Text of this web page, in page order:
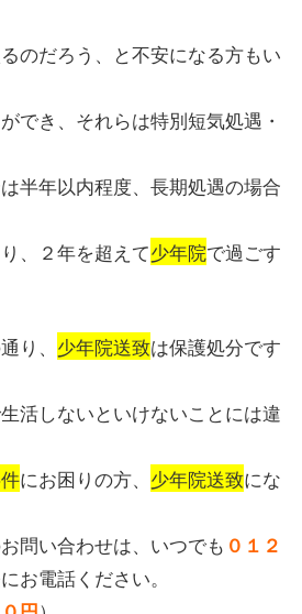
のだろう、と不安になる方もい
でき、それらは特別短気処遇・
半年以内程度、長期処遇の場合
、２年を超えて少年院で過ごす
り、 少年院送致は保護処分です
活しないといけないことには違
にお困りの方、 少年院送致にな
問い合わせは、いつでも ０１２
お電話ください。